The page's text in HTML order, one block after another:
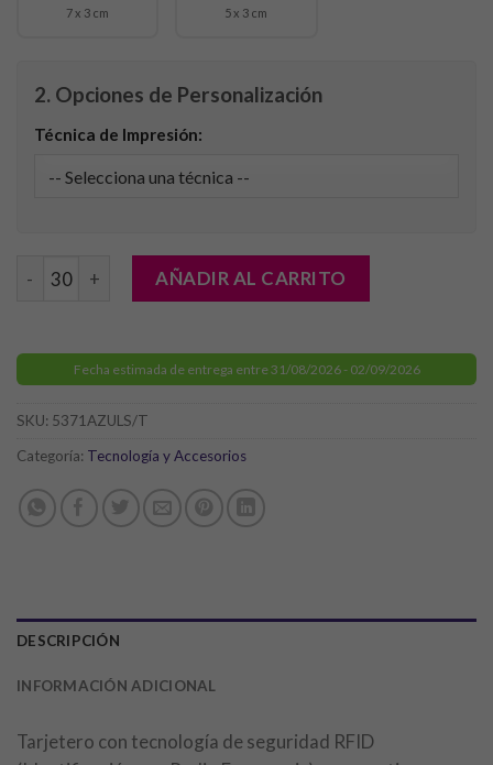
7 x 3 cm 5 x 3 cm
2. Opciones de Personalización
Técnica de Impresión:
Tarjetero Rainol cantidadAÑADIR AL CARRITO
Fecha estimada de entrega entre 31/08/2026 - 02/09/2026
SKU: 5371AZULS/T
Categoría: Tecnología y Accesorios
DESCRIPCIÓN
INFORMACIÓN ADICIONAL
Tarjetero con tecnología de seguridad RFID